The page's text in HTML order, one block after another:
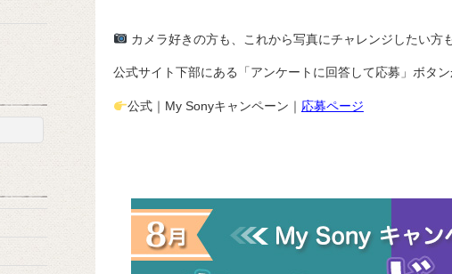
カメラ好きの方も、これから写真にチャレンジしたい方
公式サイト下部にある「アンケートに回答して応募」ボタ
公式｜My Sonyキャンペーン｜ 応募ページ